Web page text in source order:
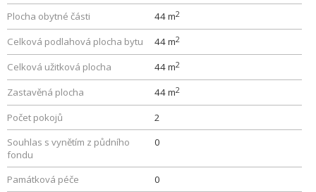
Plocha obytné části
44 m2
Celková podlahová plocha bytu 44 m2
Celková užitková plocha 44 m2
Zastavěná plocha 44 m2
Počet pokojů
2
Souhlas s vynětím z půdního
fondu
0
Památková péče
0